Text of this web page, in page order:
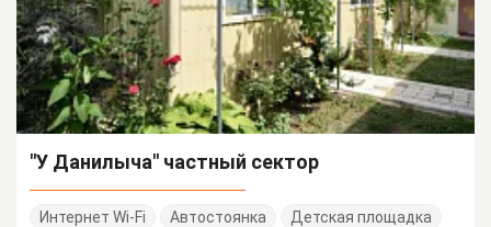
"У Данилыча" частный сектор
Интернет Wi-Fi Автостоянка
Детская площадка